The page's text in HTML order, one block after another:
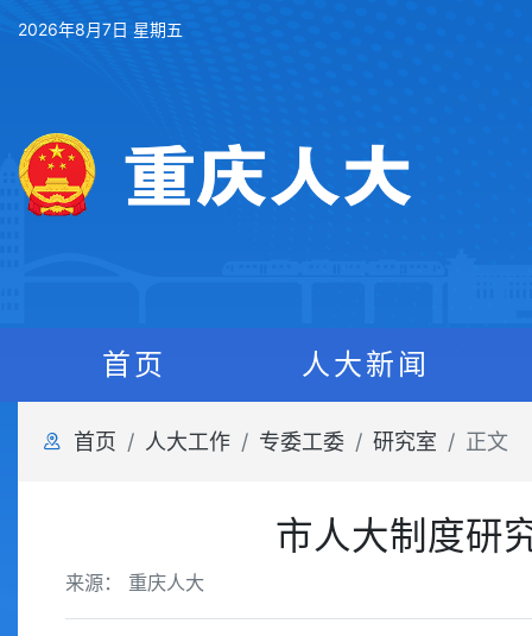
2026年8月7日 星期五
首页 人大新闻
首页 人大工作 专委工委 研究室 正文
市人大制度研
来源： 重庆人大